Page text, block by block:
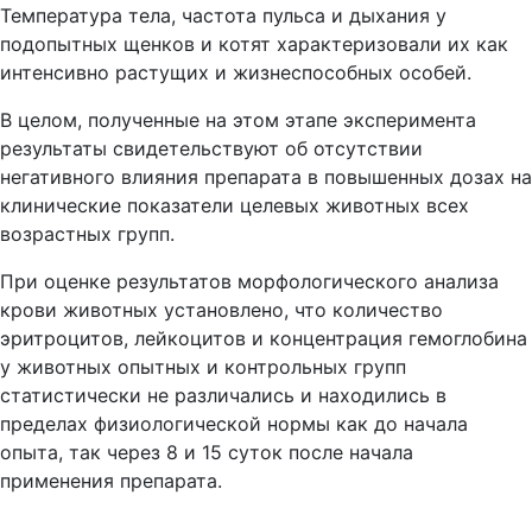
Температура тела, частота пульса и дыхания у
подопытных щенков и котят характеризовали их как
интенсивно растущих и жизнеспособных особей.
В целом, полученные на этом этапе эксперимента
результаты свидетельствуют об отсутствии
негативного влияния препарата в повышенных дозах на
клинические показатели целевых животных всех
возрастных групп.
При оценке результатов морфологического анализа
крови животных установлено, что количество
эритроцитов, лейкоцитов и концентрация гемоглобина
у животных опытных и контрольных групп
статистически не различались и находились в
пределах физиологической нормы как до начала
опыта, так через 8 и 15 суток после начала
применения препарата.